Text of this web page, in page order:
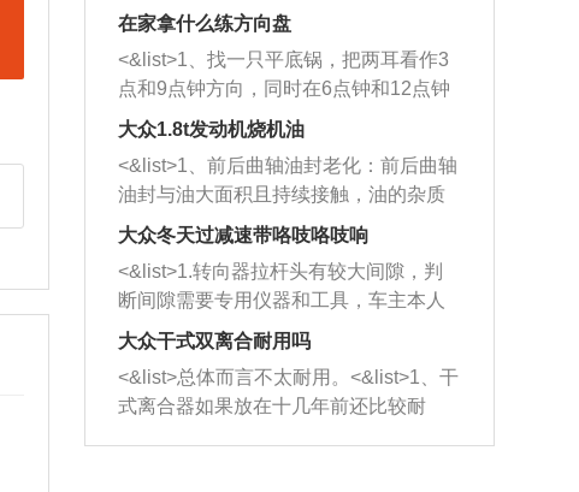
者是细棍，直接将杂物给取出来，如果
堵塞情况比较严重，也可以采取应急措
施。 <&list>2、直接利用木棍将所有的
杂物推到排气管里面的位置处，然后将
三元催化器拆解开，就可以将堵塞的东
西取出来。但如果是因为积碳过多引起
的堵塞，就需要将三元催化器泡在草酸
洗剂对堵塞的情况得到解决，将清洗剂
放在燃油箱中，与燃油混合后，车辆启
动时，就可以和汽油一起进入到燃烧
室，最后形成废气排出，就可以让三元
催化器得到清洗，排气管堵塞的情况就
能够得到解决。
在家拿什么练方向盘
<&list>1、找一只平底锅，把两耳看作3
点和9点钟方向，同时在6点钟和12点钟
方向做一个标记。 <&list>2、双手握住
一圈半的练习，往右同样也要打相同的
圈数。 <&list>3、最后强调要反复练
习，这样就可以形成肌肉记忆，在真实
驾驶车辆时，不需要记忆也能打好方
向。
大众1.8t发动机烧机油
<&list>1、前后曲轴油封老化：前后曲轴
油封与油大面积且持续接触，油的杂质
和发动机内持续温度变化使其密封效果
逐渐减弱，导致渗油或漏油。<&list>2、
活塞间隙过大：积碳会使活塞环与缸体
的间隙扩大，导致机油流入燃烧室中，
造成烧机油。<&list>3、机油粘度。使用
机油粘度过小的话，同样会有烧机油现
象，机油粘度过小具有很好的流动性，
大众冬天过减速带咯吱咯吱响
<&list>1.转向器拉杆头有较大间隙，判
断间隙需要专用仪器和工具，车主本人
无法制作，需要将车辆送到修理厂或4s
店；<&list>2.车辆半轴套管防尘罩破
裂，破裂后会出现漏油现象，使半轴磨
损严重，磨损的半轴容易损坏，产生异
响；<&list>3.稳定器的转向胶套和球头
大众干式双离合耐用吗
<&list>总体而言不太耐用。<&list>1、干
式离合器如果放在十几年前还比较耐